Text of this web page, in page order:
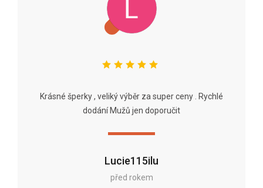
Lucie115ilu
před rokem
Krásné šperky , veliký výběr za super ceny . Rychlé
dodání Mužů jen doporučit